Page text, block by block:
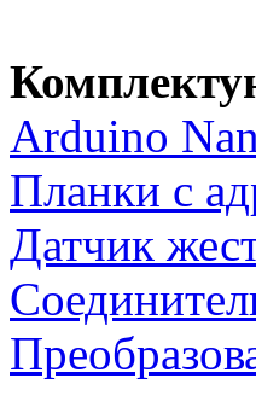
Arduino
Планки с
Датчик